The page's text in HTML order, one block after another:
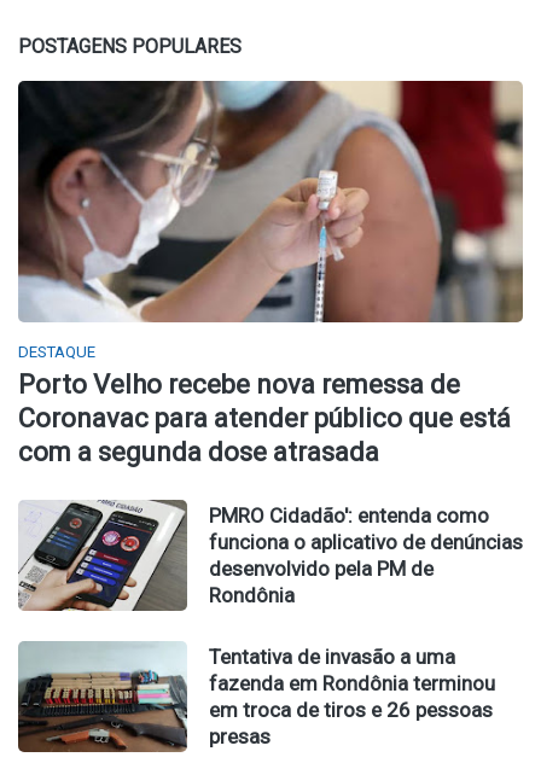
POSTAGENS POPULARES
DESTAQUE
Porto Velho recebe nova remessa de
Coronavac para atender público que está
com a segunda dose atrasada
PMRO Cidadão': entenda como
funciona o aplicativo de denúncias
desenvolvido pela PM de
Rondônia
Tentativa de invasão a uma
fazenda em Rondônia terminou
em troca de tiros e 26 pessoas
presas